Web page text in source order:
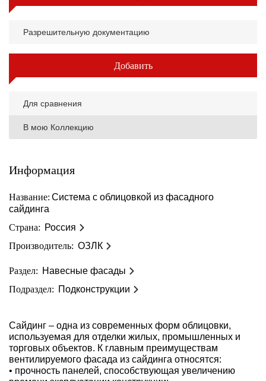
Разрешительную документацию
Добавить
Для сравнения
В мою Коллекцию
Информация
Название: Система с облицовкой из фасадного
сайдинга
Страна: Россия
Производитель: ОЗЛК
Раздел: Навесные фасады
Подраздел: Подконструкции
Сайдинг – одна из современных форм облицовки,
используемая для отделки жилых, промышленных и
торговых объектов. К главным преимуществам
вентилируемого фасада из сайдинга относятся:
• прочность панелей, способствующая увеличению